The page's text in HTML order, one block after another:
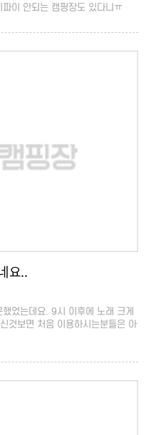
이 안되는 캠핑장도 있다니ㅠ
요..
었는데요. 9시 이후에 노래 크게
것보면 처음 이용하시는분들은 아